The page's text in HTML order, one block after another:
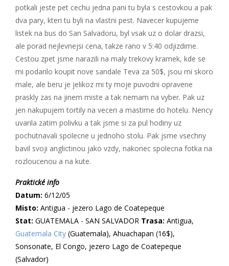
potkali jeste pet cechu jedna pani tu byla s cestovkou a pak
dva pary, kteri tu byli na vlastni pest. Navecer kupujeme
listek na bus do San Salvadoru, byl vsak uz o dolar drazsi,
ale porad nejlevnejsi cena, takze rano v 5:40 odjizdime.
Cestou zpet jsme narazili na maly trekovy kramek, kde se
mi podarilo koupit nove sandale Teva za 50$, jsou mi skoro
male, ale beru je jelikoz mi ty moje puvodni opravene
praskly zas na jinem miste a tak nemam na vyber. Pak uz
jen nakupujem tortily na veceri a mastime do hotelu. Nency
uvarila zatim polivku a tak jsme si za pul hodiny uz
pochutnavali spolecne u jednoho stolu. Pak jsme vsechny
bavil svoji anglictinou jako vzdy, nakonec spolecna fotka na
rozloucenou a na kute.
Praktické info
Datum: 6/12/05
Misto: Antigua - jezero Lago de Coatepeque
Stat: GUATEMALA - SAN SALVADOR Trasa: Antigua,
Guatemala City (Guatemala), Ahuachapan (16$),
Sonsonate, El Congo, jezero Lago de Coatepeque
(Salvador)